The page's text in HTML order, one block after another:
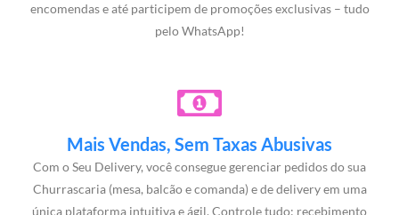
encomendas e até participem de promoções exclusivas – tudo
pelo WhatsApp!
Mais Vendas, Sem Taxas Abusivas
Com o Seu Delivery, você consegue gerenciar pedidos do sua
Churrascaria (mesa, balcão e comanda) e de delivery em uma
única plataforma intuitiva e ágil. Controle tudo: recebimento